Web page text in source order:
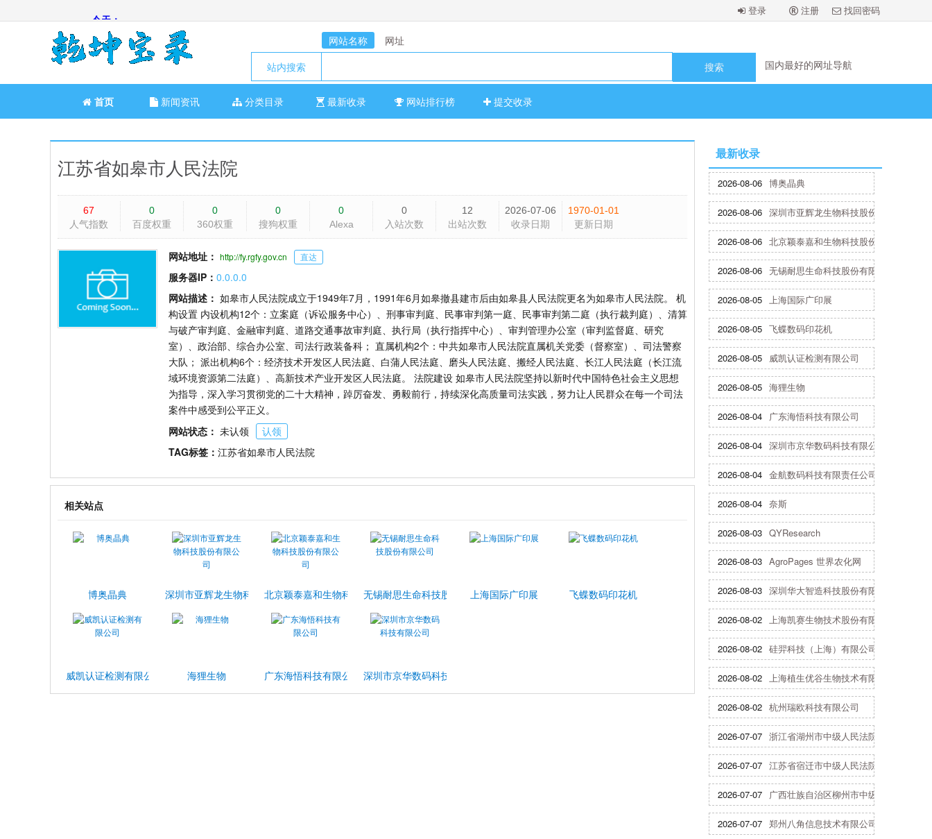
登录 注册 找回密码
网站名称
网址
站内搜索
国内最好的网址导航
国内最好的网址导航
首页 新闻资讯 分类目录 最新收录 网站排行榜 提交收录
江苏省如皋市人民法院
67
人气指数
0
百度权重
0
360权重
0
搜狗权重
0
Alexa
0
入站次数
12
出站次数
2026-07-06
收录日期
1970-01-01
更新日期
网站地址： http://fy.rgfy.gov.cn 直达
服务器IP： 0.0.0.0
网站描述： 如皋市人民法院成立于1949年7月，1991年6月如皋撤县建市后由如皋县人民法院更名为如皋市人民法院。 机
构设置 内设机构12个：立案庭（诉讼服务中心）、刑事审判庭、民事审判第一庭、民事审判第二庭（执行裁判庭）、清算
与破产审判庭、金融审判庭、道路交通事故审判庭、执行局（执行指挥中心）、审判管理办公室（审判监督庭、研究
室）、政治部、综合办公室、司法行政装备科； 直属机构2个：中共如皋市人民法院直属机关党委（督察室）、司法警察
大队； 派出机构6个：经济技术开发区人民法庭、白蒲人民法庭、磨头人民法庭、搬经人民法庭、长江人民法庭（长江流
域环境资源第二法庭）、高新技术产业开发区人民法庭。 法院建设 如皋市人民法院坚持以新时代中国特色社会主义思想
为指导，深入学习贯彻党的二十大精神，踔厉奋发、勇毅前行，持续深化高质量司法实践，努力让人民群众在每一个司法
案件中感受到公平正义。
网站状态： 未认领
认领
TAG标签： 江苏省如皋市人民法院
相关站点
博奥晶典 深圳市亚辉龙生物科技股份有限公司北京颖泰嘉和生物科技股份有限公司无锡耐思生命科技股份有限公司上海国际广印展 飞蝶数码印花机
威凯认证检测有限公司 海狸生物 广东海悟科技有限公司 深圳市京华数码科技有限公司
最新收录
2026-08-06 博奥晶典
2026-08-06 深圳市亚辉龙生物科技股份有限公司
2026-08-06 北京颖泰嘉和生物科技股份有限公司
2026-08-06 无锡耐思生命科技股份有限公司
2026-08-05 上海国际广印展
2026-08-05 飞蝶数码印花机
2026-08-05 威凯认证检测有限公司
2026-08-05 海狸生物
2026-08-04 广东海悟科技有限公司
2026-08-04 深圳市京华数码科技有限公司
2026-08-04 金航数码科技有限责任公司
2026-08-04 奈斯
2026-08-03 QYResearch
2026-08-03 AgroPages 世界农化网
2026-08-03 深圳华大智造科技股份有限公司
2026-08-02 上海凯赛生物技术股份有限公司
2026-08-02 硅羿科技（上海）有限公司
2026-08-02 上海植生优谷生物技术有限公司
2026-08-02 杭州瑞欧科技有限公司
2026-07-07 浙江省湖州市中级人民法院
2026-07-07 江苏省宿迁市中级人民法院
2026-07-07 广西壮族自治区柳州市中级人民法院
2026-07-07 郑州八角信息技术有限公司